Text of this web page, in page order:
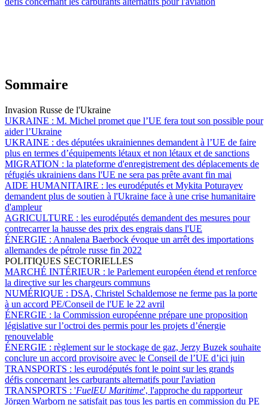
Sommaire
Invasion Russe de l'Ukraine
UKRAINE : M. Michel promet que l’UE fera tout son possible pour
aider l’Ukraine
UKRAINE : des députées ukrainiennes demandent à l’UE de faire
plus en termes d’équipements létaux et non létaux et de sanctions
MIGRATION : la plateforme d'enregistrement des déplacements de
réfugiés ukrainiens dans l'UE ne sera pas prête avant fin mai
AIDE HUMANITAIRE : les eurodéputés et Mykita Poturayev
demandent plus de soutien à l'Ukraine face à une crise humanitaire
d'ampleur
AGRICULTURE : les eurodéputés demandent des mesures pour
contrecarrer la hausse des prix des engrais dans l'UE
ÉNERGIE : Annalena Baerbock évoque un arrêt des importations
allemandes de pétrole russe fin 2022
POLITIQUES SECTORIELLES
MARCHÉ INTÉRIEUR : le Parlement européen étend et renforce
la directive sur les chargeurs communs
NUMÉRIQUE : DSA, Christel Schaldemose ne ferme pas la porte
à un accord PE/Conseil de l'UE le 22 avril
ÉNERGIE : la Commission européenne prépare une proposition
législative sur l’octroi des permis pour les projets d’énergie
renouvelable
ÉNERGIE : règlement sur le stockage de gaz, Jerzy Buzek souhaite
conclure un accord provisoire avec le Conseil de l’UE d’ici juin
TRANSPORTS : les eurodéputés font le point sur les grands
défis concernant les carburants alternatifs pour l'aviation
TRANSPORTS : 'FuelEU Maritime', l'approche du rapporteur
Jörgen Warborn ne satisfait pas tous les partis en commission du PE